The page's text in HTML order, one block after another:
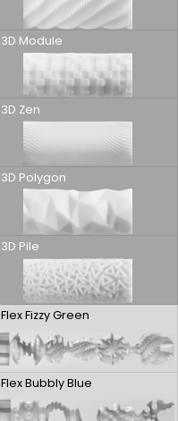
3D Module
3D Zen
3D Polygon
3D Pile
Flex Fizzy Green
Flex Bubbly Blue